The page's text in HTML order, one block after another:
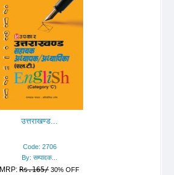
उत्तराखण्ड...
Code: 2706
By: सम्पादक...
MRP:Rs.165/ 30% OFF